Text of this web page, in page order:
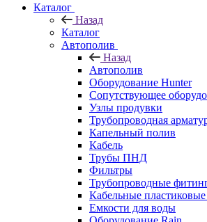
Каталог
Назад
Каталог
Автополив
Назад
Автополив
Оборудование Hunter
Сопутствующее
Узлы продувки
Трубопроводная
Капельный полив
Кабель
Трубы ПНД
Фильтры
Трубопроводные
Кабельные
Емкости для воды